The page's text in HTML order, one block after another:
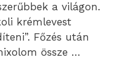
a világon.
krémlevest
Főzés után
össze …